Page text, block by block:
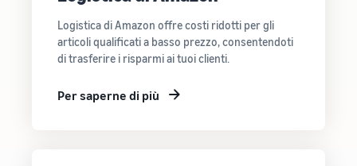
Logistica di Amazon offre costi ridotti per gli
articoli qualificati a basso prezzo, consentendoti
di trasferire i risparmi ai tuoi clienti.
Per saperne di più